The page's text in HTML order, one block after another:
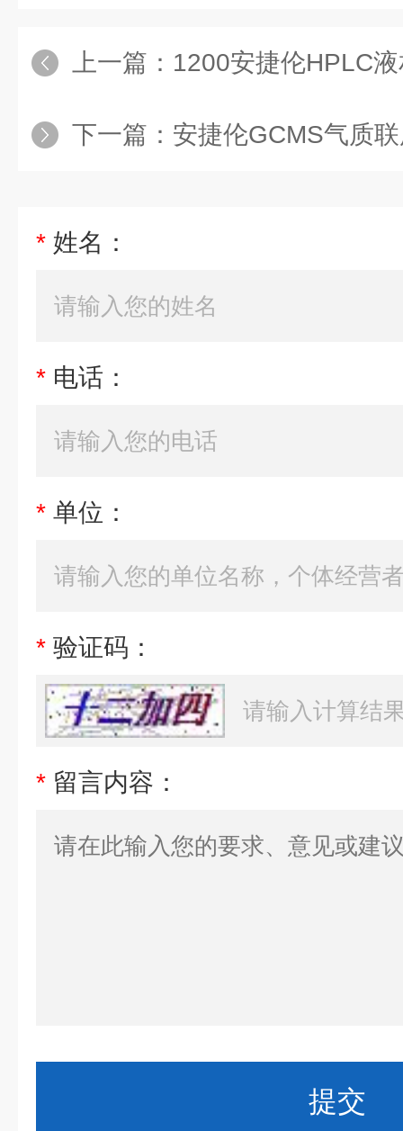
上一篇： 1200安捷伦HPLC
下一篇： 安捷伦GCMS气质
* 姓名：
* 电话：
* 单位：
* 验证码：
* 留言内容：